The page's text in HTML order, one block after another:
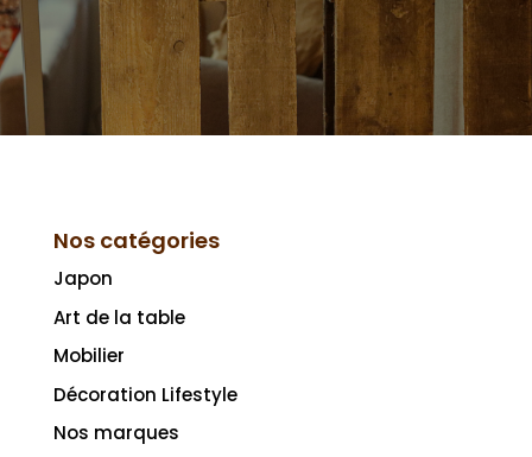
Nos catégories
Japon
Art de la table
Mobilier
Décoration Lifestyle
Nos marques